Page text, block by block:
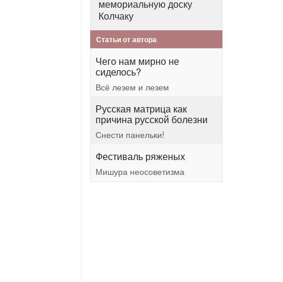
мемориальную доску
Колчаку
Статьи от автора
Чего нам мирно не
сиделось?
Всё лезем и лезем
Русская матрица как
причина русской болезни
Снести панельки!
Фестиваль ряженых
Мишура неосоветизма